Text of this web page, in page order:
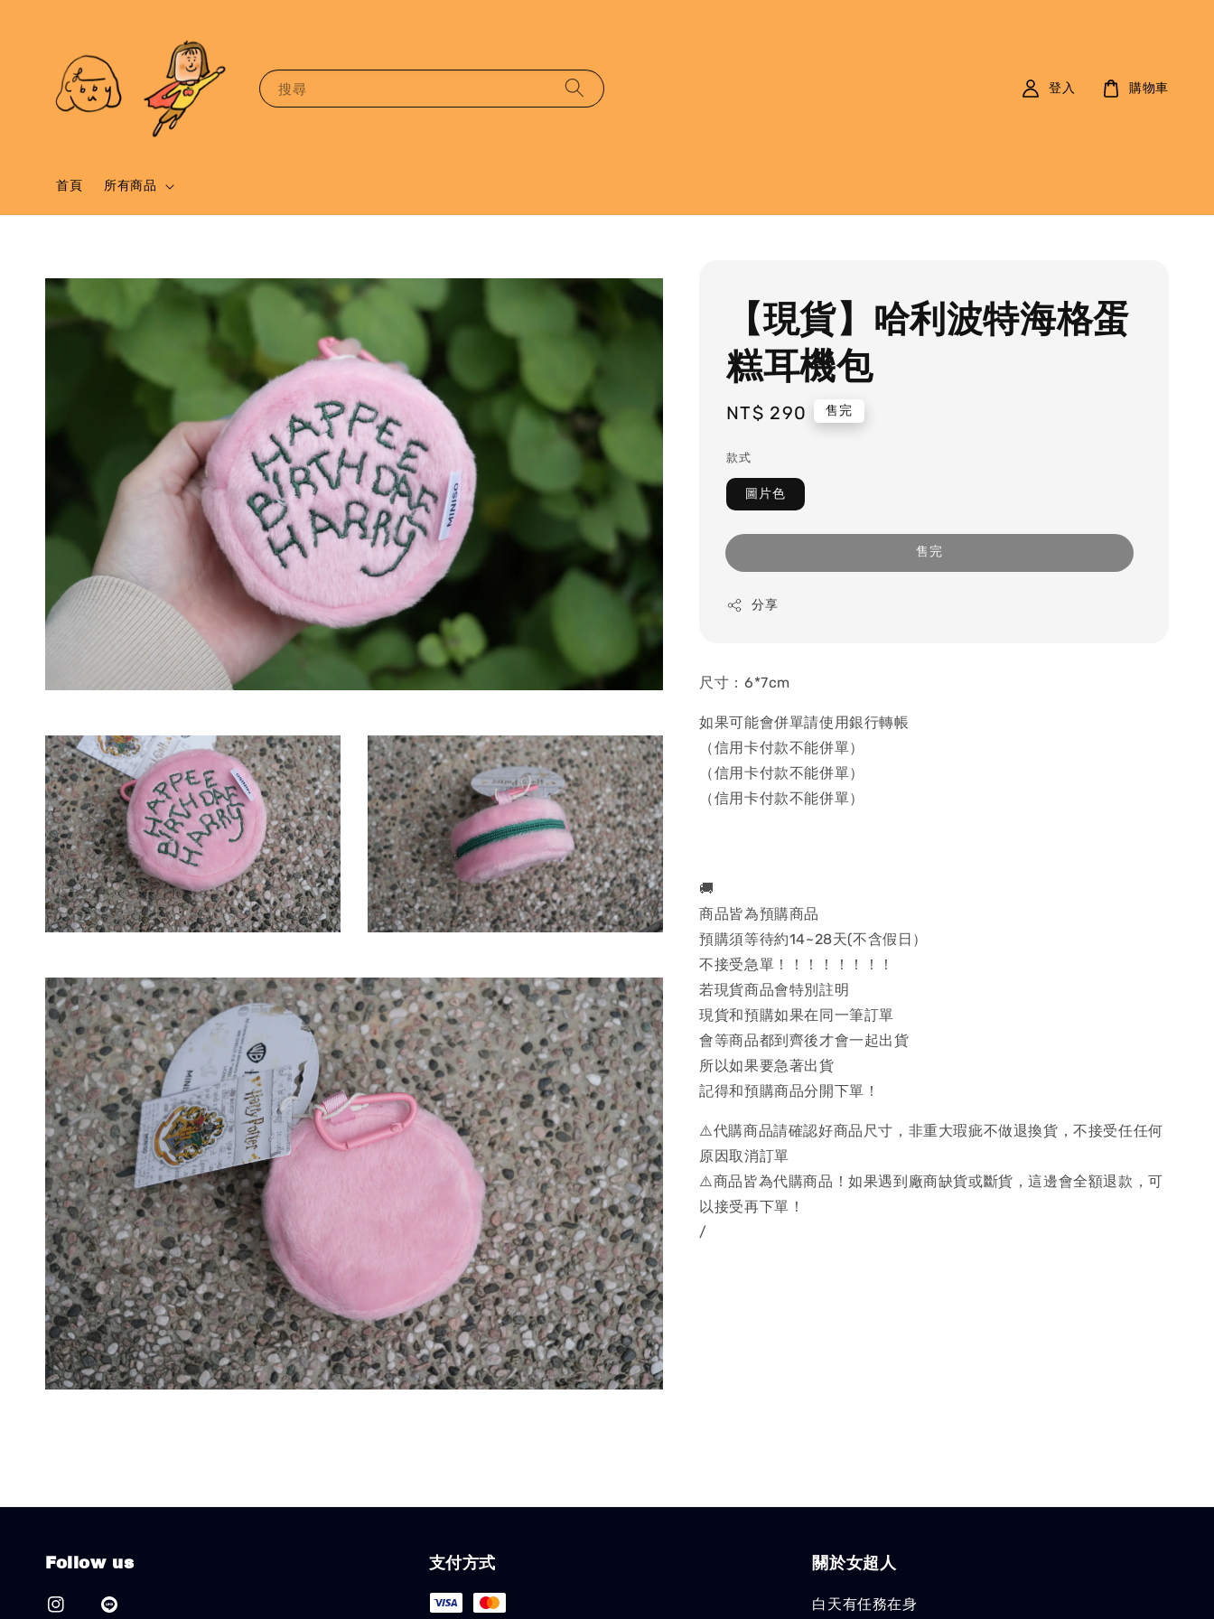
搜尋
首頁 所有商品
登入 購物車
【現貨】哈利波特海格蛋
糕耳機包
Regular
NT$ 290 售完
款式
圖片色
售完
分享
尺寸：6*7cm
如果可能會併單請使用銀行轉帳
（信用卡付款不能併單）
（信用卡付款不能併單）
（信用卡付款不能併單）
🚚
商品皆為預購商品
預購須等待約14~28天(不含假日）
不接受急單！！！！！！！！
若現貨商品會特別註明
現貨和預購如果在同一筆訂單
會等商品都到齊後才會一起出貨
所以如果要急著出貨
記得和預購商品分開下單！
⚠️代購商品請確認好商品尺寸，非重大瑕疵不做退換貨，不接受任任何
原因取消訂單
⚠️商品皆為代購商品！如果遇到廠商缺貨或斷貨，這邊會全額退款，可
以接受再下單！
/
Follow us 支付方式 關於女超人
白天有任務在身